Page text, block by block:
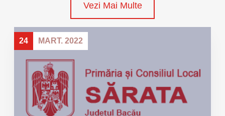
Vezi Mai Multe
24 MART. 2022